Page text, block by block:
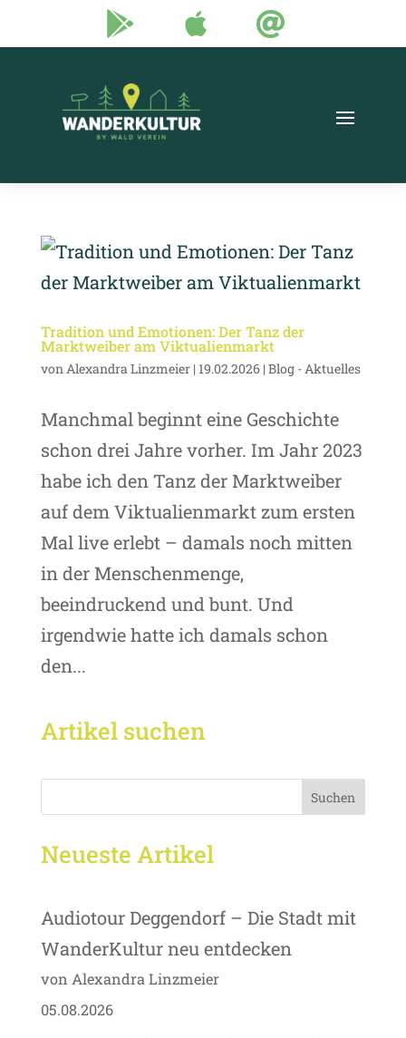
  
Tradition und Emotionen: Der Tanz der
Marktweiber am Viktualienmarkt
vonAlexandra Linzmeier| 19.02.2026| Blog - Aktuelles
Manchmal beginnt eine Geschichte
schon drei Jahre vorher. Im Jahr 2023
habe ich den Tanz der Marktweiber
auf dem Viktualienmarkt zum ersten
Mal live erlebt – damals noch mitten
in der Menschenmenge,
beeindruckend und bunt. Und
irgendwie hatte ich damals schon
den...
Artikel suchen
Suchen
Neueste Artikel
Audiotour Deggendorf – Die Stadt mit
WanderKultur neu entdecken
von Alexandra Linzmeier
05.08.2026